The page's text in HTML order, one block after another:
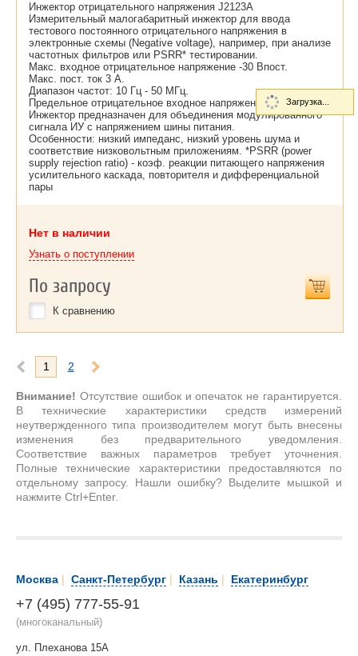
Инжектор отрицательного напряжения J2123A
Измерительный малогабаритный инжектор для ввода
тестового постоянного отрицательного напряжения в
электронные схемы (Negative voltage), например, при анализе
частотных фильтров или PSRR* тестировании.
Макс. входное отрицательное напряжение -30 Впост.
Макс. пост. ток 3 А.
Диапазон частот: 10 Гц - 50 МГц.
Предельное отрицательное входное напряжение -50 В.
Инжектор предназначен для объединения модулированного
сигнала ИУ с напряжением шины питания.
Особенности: низкий импеданс, низкий уровень шума и
соответствие низковольтным приложениям. *PSRR (power
supply rejection ratio) - коэф. реакции питающего напряжения
усилительного каскада, повторителя и дифференциальной
пары
Нет в наличии
Узнать о поступлении
По запросу
К сравнению
1 2
Внимание! Отсутствие ошибок и опечаток не гарантируется.
В технические характеристики средств измерений
неутвержденного типа производителем могут быть внесены
изменения без предварительного уведомления.
Соответствие важных параметров требует уточнения.
Полные технические характеристики предоставляются по
отдельному запросу. Нашли ошибку? Выделите мышкой и
нажмите Ctrl+Enter.
Москва | Санкт-Петербург | Казань | Екатеринбург
+7 (495) 777-55-91
(многоканальный)
ул. Плеханова 15А
Загрузка...